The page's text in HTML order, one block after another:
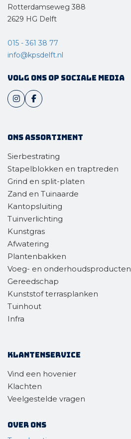
Rotterdamseweg 388
2629 HG Delft
015 - 361 38 77
info@kpsdelft.nl
Volg ons op sociale media
Ons assortiment
Sierbestrating
Stapelblokken en traptreden
Grind en split-platen
Zand en Tuinaarde
Kantopsluiting
Tuinverlichting
Kunstgras
Afwatering
Plantenbakken
Voeg- en onderhoudsproducten
Gereedschap
Kunststof terrasplanken
Tuinhout
Infra
Klantenservice
Vind een hovenier
Klachten
Veelgestelde vragen
Over ons